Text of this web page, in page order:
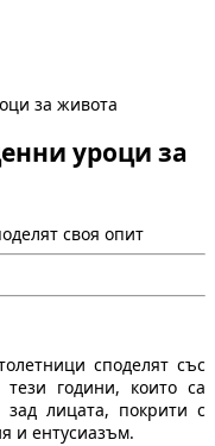
за живота
уроци за
своя опит
споделят със
години, които са
зад лицата, покрити с
и ентусиазъм.